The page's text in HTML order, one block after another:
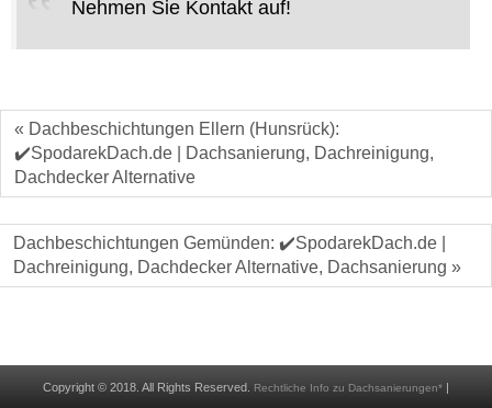
Nehmen Sie Kontakt auf!
« Dachbeschichtungen Ellern (Hunsrück):
✔️SpodarekDach.de | Dachsanierung, Dachreinigung,
Dachdecker Alternative
Dachbeschichtungen Gemünden: ✔️SpodarekDach.de |
Dachreinigung, Dachdecker Alternative, Dachsanierung »
Copyright © 2018. All Rights Reserved. Rechtliche Info zu Dachsanierungen* |